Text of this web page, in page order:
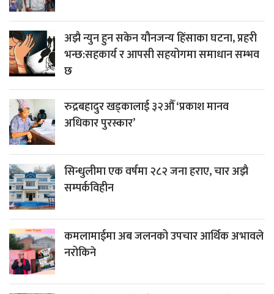
अझै न्युन हुन सकेन यौनजन्य हिंसाका घटना, प्रहरी
भन्छ:सहकार्य र आपसी सहयोगमा समाधान सम्भव
छ
रुद्रबहादुर खड्कालाई ३२औँ ‘प्रकाश मानव
अधिकार पुरस्कार’
सिन्धुलीमा एक वर्षमा २८२ जना हराए, चार अझै
सम्पर्कविहीन
कमलामाईमा अब जलनको उपचार आर्थिक अभावले
नरोकिने